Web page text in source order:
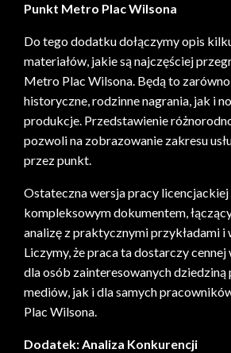
Punkt Metro Plac Wilsona
Do tego dodatku dołączymy opis
materiałów, jakie są najczęściej
Metro Plac Wilsona. Będą to
historyczne, rodzinne nagrania, jak i
produkcje. Przedstawienie
pozwoli na zobrazowanie zakresu
przez punkt.
Ostateczna wersja pracy
kompleksowym dokumentem,
analizę z praktycznymi przykładami i
Liczymy, że praca ta dostarczy
dla osób zainteresowanych
mediów, jak i dla samych
Plac Wilsona.
Dodatek: Analiza Konkurencji